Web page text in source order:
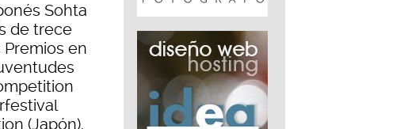
Sohta
de trece
en
(Japón).